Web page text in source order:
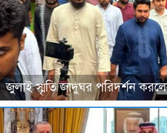
জুলাই স্মৃতি জাদুঘর পরিদর্শন